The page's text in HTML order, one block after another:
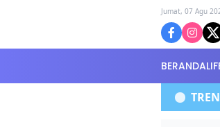
Jumat, 07 Agu
BERANDA
Serahkan Di Kantor Polisi Selidiki